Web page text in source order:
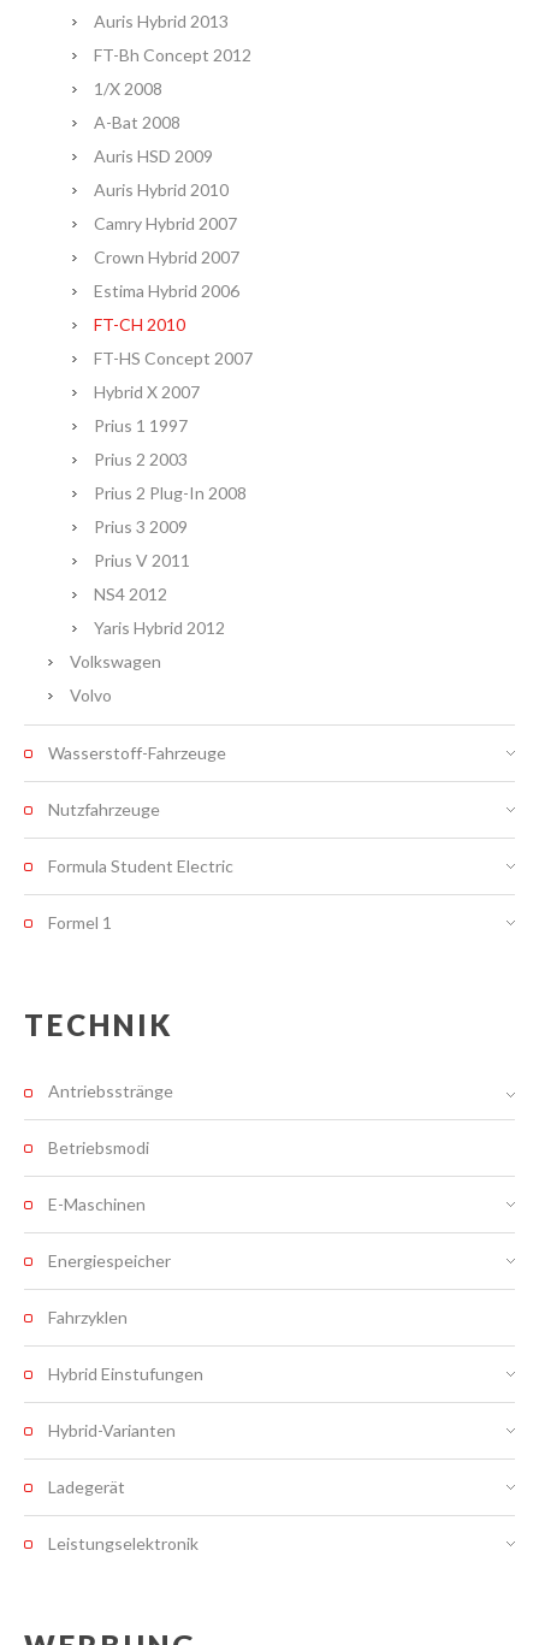
Auris Hybrid 2013
FT-Bh Concept 2012
1/X 2008
A-Bat 2008
Auris HSD 2009
Auris Hybrid 2010
Camry Hybrid 2007
Crown Hybrid 2007
Estima Hybrid 2006
FT-CH 2010
FT-HS Concept 2007
Hybrid X 2007
Prius 1 1997
Prius 2 2003
Prius 2 Plug-In 2008
Prius 3 2009
Prius V 2011
NS4 2012
Yaris Hybrid 2012
Volkswagen
Volvo
Wasserstoff-Fahrzeuge
Nutzfahrzeuge
Formula Student Electric
Formel 1
TECHNIK
Antriebsstränge
Betriebsmodi
E-Maschinen
Energiespeicher
Fahrzyklen
Hybrid Einstufungen
Hybrid-Varianten
Ladegerät
Leistungselektronik